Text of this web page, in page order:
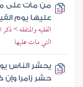
من مات على
عليها يوم
الفقيه والمتفقه >
التي مات عليها
يحشر الناس
حشر زامرا